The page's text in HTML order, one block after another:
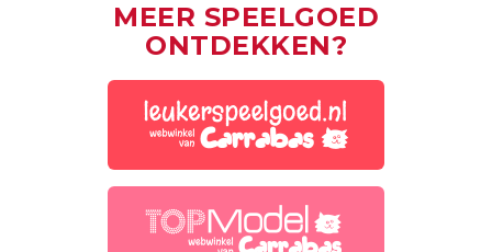
MEER SPEELGOED
ONTDEKKEN?